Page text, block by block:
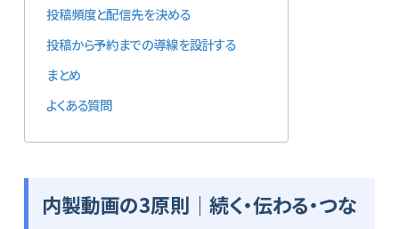
投稿頻度と配信先を決める
投稿から予約までの導線を設計する
まとめ
よくある質問
内製動画の3原則｜続く・伝わる・つな